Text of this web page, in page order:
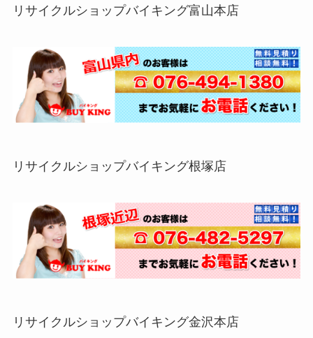
リサイクルショップバイキング富山本店
リサイクルショップバイキング根塚店
リサイクルショップバイキング金沢本店